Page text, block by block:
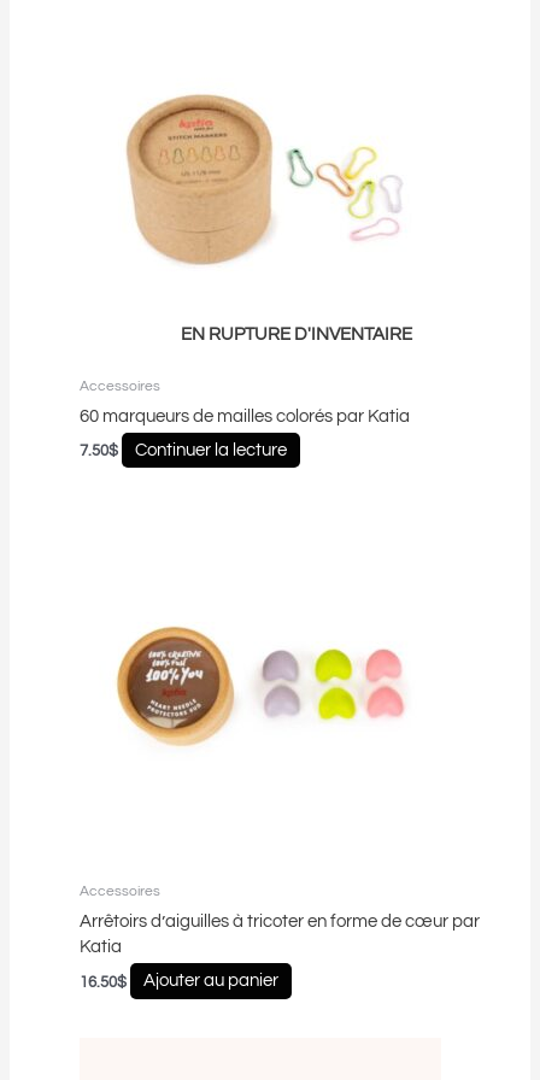
EN RUPTURE D'INVENTAIRE
Accessoires
60 marqueurs de mailles colorés par Katia
7.50$ Continuer la lecture
Accessoires
Arrêtoirs d’aiguilles à tricoter en forme de cœur par
Katia
16.50$ Ajouter au panier